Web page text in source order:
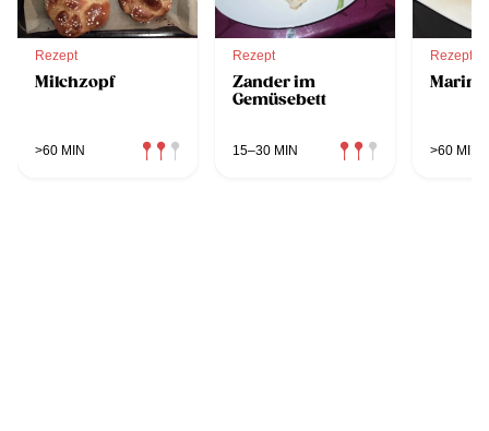
Rezept
Milchzopf
>60 MIN
Rezept
Zander im
Gemüsebett
15–30 MIN
Rezept
>60 MIN